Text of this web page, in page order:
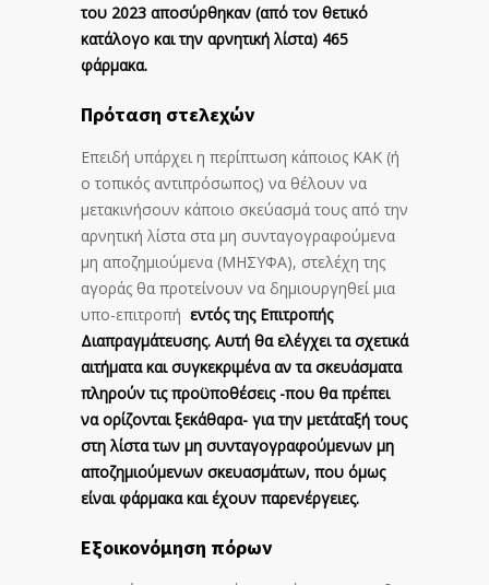
του 2023 αποσύρθηκαν (από τον θετικό
κατάλογο και την αρνητική λίστα) 465
φάρμακα.
Πρόταση στελεχών
Επειδή υπάρχει η περίπτωση κάποιος ΚΑΚ (ή
ο τοπικός αντιπρόσωπος) να θέλουν να
μετακινήσουν κάποιο σκεύασμά τους από την
αρνητική λίστα στα μη συνταγογραφούμενα
μη αποζημιούμενα (ΜΗΣΥΦΑ), στελέχη της
αγοράς θα προτείνουν να δημιουργηθεί μια
υπο-επιτροπή εντός της Επιτροπής
Διαπραγμάτευσης. Αυτή θα ελέγχει τα σχετικά
αιτήματα και συγκεκριμένα αν τα σκευάσματα
πληρούν τις προϋποθέσεις -που θα πρέπει
να ορίζονται ξεκάθαρα- για την μετάταξή τους
στη λίστα των μη συνταγογραφούμενων μη
αποζημιούμενων σκευασμάτων, που όμως
είναι φάρμακα και έχουν παρενέργειες.
Εξοικονόμηση πόρων